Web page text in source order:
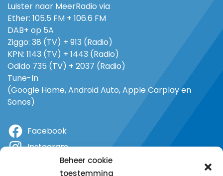
Beheer cookie
toestemming
Luister naar MeerRadio via
Ether: 105.5 FM + 106.6 FM
DAB+ op 5A
Ziggo: 38 (TV) + 913 (Radio)
KPN: 1143 (TV) + 1443 (Radio)
Odido 735 (TV) + 2037 (Radio)
Tune-In
(Google Home, Android Auto, Apple Carplay en
Sonos)
Facebook
Instagram